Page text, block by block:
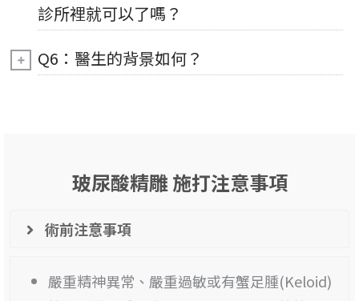
診所裡就可以了嗎？
Q6：醫生的背景如何？
玻尿酸精雕 施打注意事項
術前注意事項
嚴重精神異常、嚴重過敏或有蟹足腫(Keloid)